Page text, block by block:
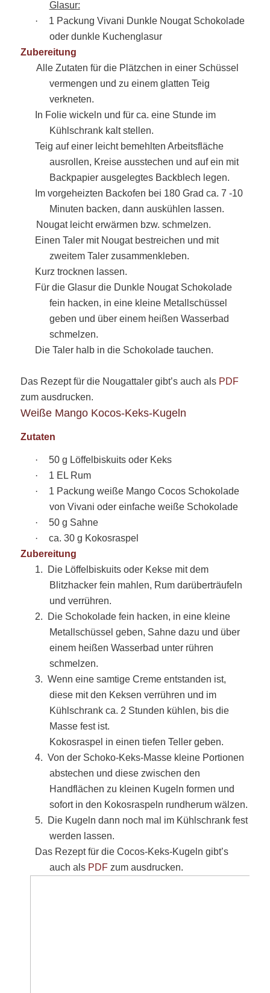
Glasur:
·
1 Packung Vivani Dunkle Nougat Schokolade
oder dunkle Kuchenglasur
Zubereitung
Alle Zutaten für die Plätzchen in einer Schüssel
vermengen und zu einem glatten Teig
verkneten.
In Folie wickeln und für ca. eine Stunde im
Kühlschrank kalt stellen.
Teig auf einer leicht bemehlten Arbeitsfläche
ausrollen, Kreise ausstechen und auf ein mit
Backpapier ausgelegtes Backblech legen.
Im vorgeheizten Backofen bei 180 Grad ca. 7 -10
Minuten backen, dann auskühlen lassen.
Nougat leicht erwärmen bzw. schmelzen.
Einen Taler mit Nougat bestreichen und mit
zweitem Taler zusammenkleben.
Kurz trocknen lassen.
Für die Glasur die Dunkle Nougat Schokolade
fein hacken, in eine kleine Metallschüssel
geben und über einem heißen Wasserbad
schmelzen.
Die Taler halb in die Schokolade tauchen.
Das Rezept für die Nougattaler gibt’s auch als PDF
zum ausdrucken.
Weiße Mango Kocos-Keks-Kugeln
Zutaten
·
50 g Löffelbiskuits oder Keks
·
1 EL Rum
·
1 Packung weiße Mango Cocos Schokolade
von Vivani oder einfache weiße Schokolade
·
50 g Sahne
·
ca. 30 g Kokosraspel
Zubereitung
1.
Die Löffelbiskuits oder Kekse mit dem
Blitzhacker fein mahlen, Rum darüberträufeln
und verrühren.
2.
Die Schokolade fein hacken, in eine kleine
Metallschüssel geben, Sahne dazu und über
einem heißen Wasserbad unter rühren
schmelzen.
3. Wenn eine samtige Creme entstanden ist,
diese mit den Keksen verrühren und im
Kühlschrank ca. 2 Stunden kühlen, bis die
Masse fest ist.
Kokosraspel in einen tiefen Teller geben.
4. Von der Schoko-Keks-Masse kleine Portionen
abstechen und diese zwischen den
Handflächen zu kleinen Kugeln formen und
sofort in den Kokosraspeln rundherum wälzen.
5.
Die Kugeln dann noch mal im Kühlschrank fest
werden lassen.
Das Rezept für die Cocos-Keks-Kugeln gibt’s
auch als PDF zum ausdrucken.